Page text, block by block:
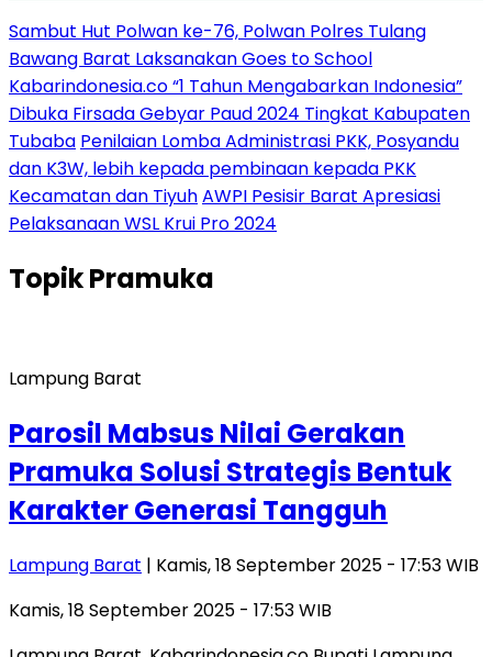
Sambut Hut Polwan ke-76, Polwan Polres Tulang
Bawang Barat Laksanakan Goes to School
Kabarindonesia.co “1 Tahun Mengabarkan Indonesia”
Dibuka Firsada Gebyar Paud 2024 Tingkat Kabupaten
Tubaba Penilaian Lomba Administrasi PKK, Posyandu
dan K3W, lebih kepada pembinaan kepada PKK
Kecamatan dan TiyuhAWPI Pesisir Barat Apresiasi
Pelaksanaan WSL Krui Pro 2024
TopikPramuka
Lampung Barat
Parosil Mabsus Nilai Gerakan
Pramuka Solusi Strategis Bentuk
Karakter Generasi Tangguh
Lampung Barat | Kamis, 18 September 2025 - 17:53 WIB
Kamis, 18 September 2025 - 17:53 WIB